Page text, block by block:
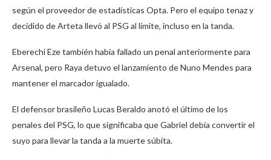
según el proveedor de estadísticas Opta. Pero el equipo tenaz y
decidido de Arteta llevó al PSG al límite, incluso en la tanda.
Eberechi Eze también había fallado un penal anteriormente para
Arsenal, pero Raya detuvo el lanzamiento de Nuno Mendes para
mantener el marcador igualado.
El defensor brasileño Lucas Beraldo anotó el último de los
penales del PSG, lo que significaba que Gabriel debía convertir el
suyo para llevar la tanda a la muerte súbita.